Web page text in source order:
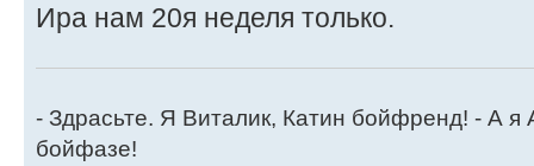
Ира нам 20я неделя только.
- Здрасьте. Я Виталик, Катин бойфренд! - А я
бойфазе!